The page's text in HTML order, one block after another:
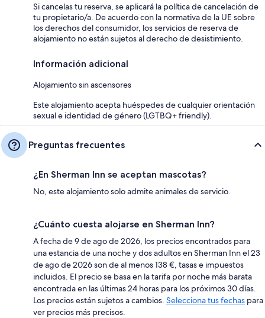
Si cancelas tu reserva, se aplicará la política de cancelación de
tu propietario/a. De acuerdo con la normativa de la UE sobre
los derechos del consumidor, los servicios de reserva de
alojamiento no están sujetos al derecho de desistimiento.
Información adicional
Alojamiento sin ascensores
Este alojamiento acepta huéspedes de cualquier orientación
sexual e identidad de género (LGTBQ+ friendly).
Preguntas frecuentes
¿En Sherman Inn se aceptan mascotas?
No, este alojamiento solo admite animales de servicio.
¿Cuánto cuesta alojarse en Sherman Inn?
A fecha de 9 de ago de 2026, los precios encontrados para
una estancia de una noche y dos adultos en Sherman Inn el 23
de ago de 2026 son de al menos 138 €, tasas e impuestos
incluidos. El precio se basa en la tarifa por noche más barata
encontrada en las últimas 24 horas para los próximos 30 días.
Los precios están sujetos a cambios. Selecciona tus fechas para
ver precios más precisos.